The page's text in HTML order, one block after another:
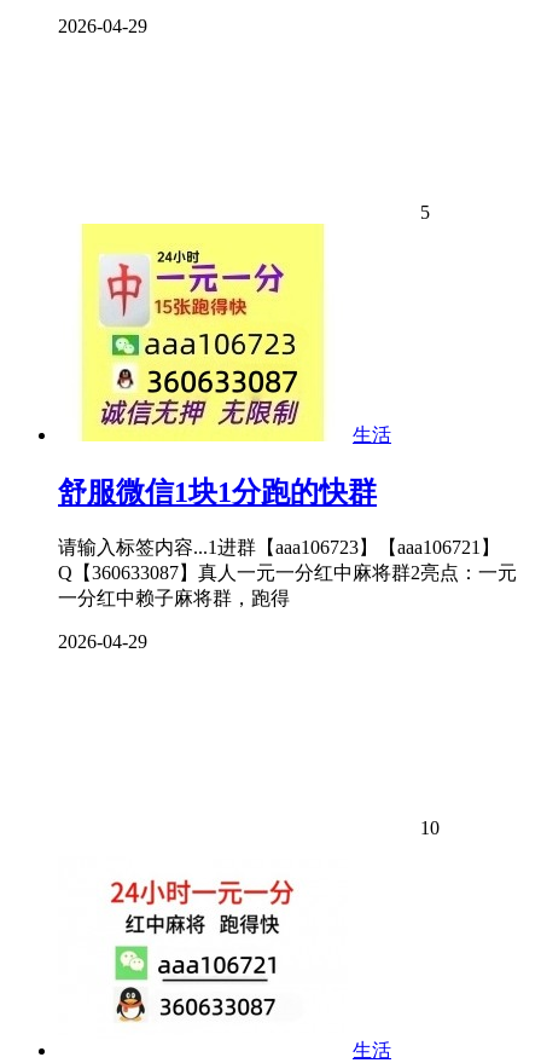
2026-04-29
5
生活
舒服微信1块1分跑的快群
请输入标签内容...1进群【aaa106723】【aaa106721】
Q【360633087】真人一元一分红中麻将群2亮点：一元
一分红中赖子麻将群，跑得
2026-04-29
10
生活